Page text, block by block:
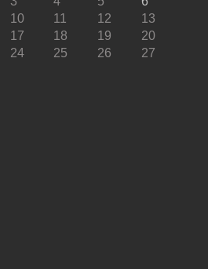
10 11 12
13
17 18 19
20
24 25 26
27